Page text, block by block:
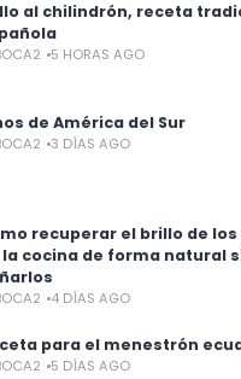
al chilindrón, receta
5 HORAS AGO
de América del Sur
3 DÍAS AGO
recuperar el brillo de
la cocina de forma natural
4 DÍAS AGO
para el menestrón
5 DÍAS AGO